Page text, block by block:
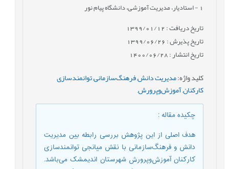
- استادیار، مدیریت آموزشی، دانشگاه پیام نور
تاریخ دریافت : 1399/01/12
تاریخ پذیرش : 1399/06/26
تاریخ انتشار : 1400/06/28
کلید واژه:مدیریت دانش,فرهنگ‌سازمانی,توانمندسازی
کارکنان,آموزش‌وپرورش,
چکیده مقاله:
هدف اصلی از این پژوهش بررسی رابطه بین مدیریت
دانش و فرهنگ‌سازمانی با نقش میانجی توانمندسازی
کارکنان آموزش‌وپرورش شهرستان اندیمشک می‌باشد.